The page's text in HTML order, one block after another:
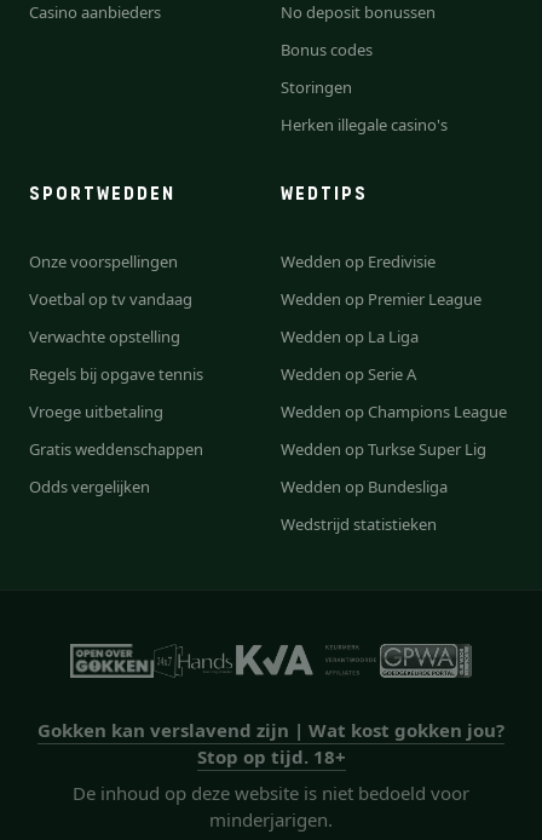
Casino aanbieders
No deposit bonussen
Bonus codes
Storingen
Herken illegale casino's
SPORTWEDDEN
Onze voorspellingen
Voetbal op tv vandaag
Verwachte opstelling
Regels bij opgave tennis
Vroege uitbetaling
Gratis weddenschappen
Odds vergelijken
WEDTIPS
Wedden op Eredivisie
Wedden op Premier League
Wedden op La Liga
Wedden op Serie A
Wedden op Champions League
Wedden op Turkse Super Lig
Wedden op Bundesliga
Wedstrijd statistieken
Gokken kan verslavend zijn | Wat kost gokken jou?
Stop op tijd. 18+
De inhoud op deze website is niet bedoeld voor
minderjarigen.